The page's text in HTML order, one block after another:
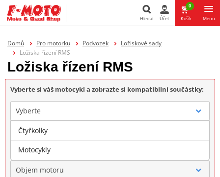
Hledat Účet
0
Košík Menu
Domů Pro motorku Podvozek
Ložiskové sady
Ložiska řízení RMS
Ložiska řízení RMS
Vyberte si váš motocykl a zobrazte si kompatibilní součástky:
Vyberte
Značka
Objem motoru
Čtyřkolky
Motocykly